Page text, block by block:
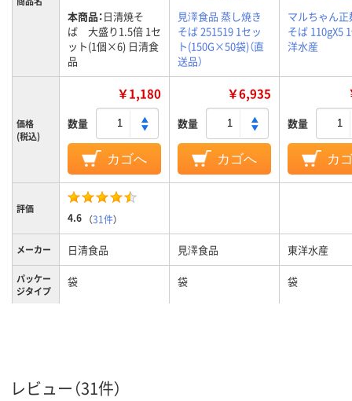
本商品：日清焼そ
ば 大盛り1.5倍 1セ
ット(1個×6) 日清食
品
見澤食品 蒸し焼き
そば 251519 1セッ
ト(150G×50袋)（直
送品）
マルちゃん正
そば 110gX5
洋水産
価格
(税込)
￥1,180
数量
カゴへ
￥6,935
数量
カゴへ
数量
カ
評価
4.6 （31件）
メーカー 日清食品 見澤食品 東洋水産
パッケー
ジタイプ
袋 袋 袋
レビュー（31件）